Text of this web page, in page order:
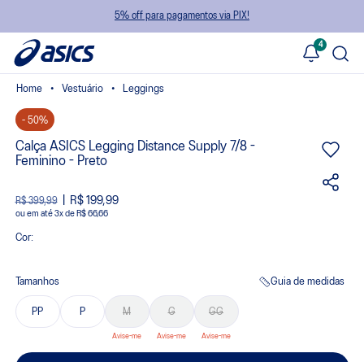
5% off para pagamentos via PIX!
4
Vestuário Leggings
- 50%
Calça ASICS Legging Distance Supply 7/8 -
Feminino - Preto
R$ 399,99 R$ 199,99
ou 3xde R$ 66,66
Cor:
Tamanhos Guia de medidas
PP P M G GG